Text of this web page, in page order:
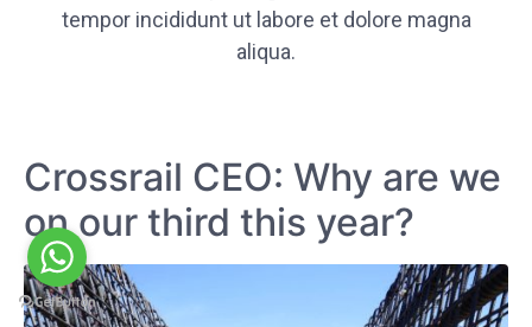
tempor incididunt ut labore et dolore magna
aliqua.
Crossrail CEO: Why are we
on our third this year?